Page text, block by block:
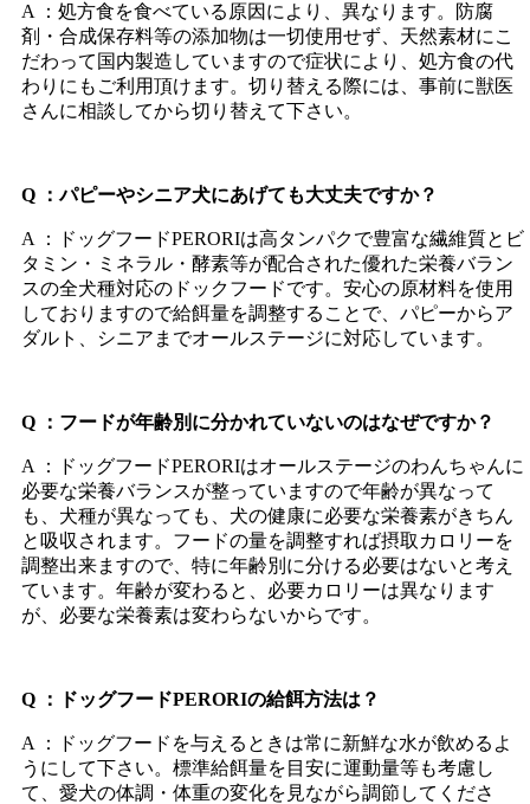
A ：処方食を食べている原因により、異なります。防腐
剤・合成保存料等の添加物は一切使用せず、天然素材にこ
だわって国内製造していますので症状により、処方食の代
わりにもご利用頂けます。切り替える際には、事前に獣医
さんに相談してから切り替えて下さい。
Q ：パピーやシニア犬にあげても大丈夫ですか？
A ：ドッグフードPERORIは高タンパクで豊富な繊維質とビ
タミン・ミネラル・酵素等が配合された優れた栄養バラン
スの全犬種対応のドックフードです。安心の原材料を使用
しておりますので給餌量を調整することで、パピーからア
ダルト、シニアまでオールステージに対応しています。
Q ：フードが年齢別に分かれていないのはなぜですか？
A ：ドッグフードPERORIはオールステージのわんちゃんに
必要な栄養バランスが整っていますので年齢が異なって
も、犬種が異なっても、犬の健康に必要な栄養素がきちん
と吸収されます。フードの量を調整すれば摂取カロリーを
調整出来ますので、特に年齢別に分ける必要はないと考え
ています。年齢が変わると、必要カロリーは異なります
が、必要な栄養素は変わらないからです。
Q ：ドッグフードPERORIの給餌方法は？
A ：ドッグフードを与えるときは常に新鮮な水が飲めるよ
うにして下さい。標準給餌量を目安に運動量等も考慮し
て、愛犬の体調・体重の変化を見ながら調節してくださ